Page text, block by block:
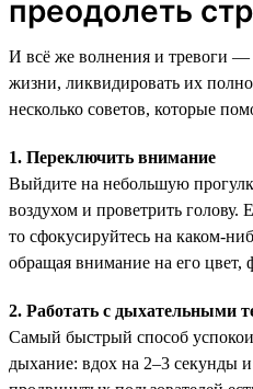
преодолеть
И всё же волнения и тревоги —
жизни, ликвидировать их
несколько советов, которые
1. Переключить внимание
Выйдите на небольшую
воздухом и проветрить голову.
то сфокусируйтесь на каком-
обращая внимание на его цвет,
2. Работать с дыхательными
Самый быстрый способ
дыхание: вдох на 2–3 секунды